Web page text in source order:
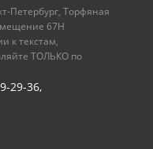
Петербург, Торфяная
67Н
к текстам,
ТОЛЬКО по
29-36,